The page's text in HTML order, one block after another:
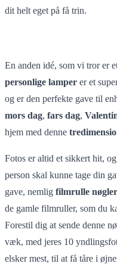
dit helt eget på få trin.
En anden idé, som vi tror er
personlige lamper er et
og er den perfekte gave til
mors dag, fars dag,
hjem med denne
Fotos er altid et sikkert hit,
person skal kunne tage din
gave, nemlig filmrulle
de gamle filmruller, som du
Forestil dig at sende denne
væk, med jeres 10
elsker mest, til at få tåre i